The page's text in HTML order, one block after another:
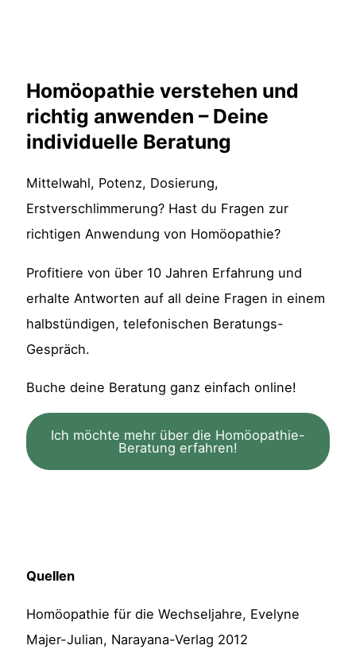
Homöopathie verstehen und
richtig anwenden – Deine
individuelle Beratung
Mittelwahl, Potenz, Dosierung,
Erstverschlimmerung? Hast du Fragen zur
richtigen Anwendung von Homöopathie?
Profitiere von über 10 Jahren Erfahrung und
erhalte Antworten auf all deine Fragen in einem
halbstündigen, telefonischen Beratungs-
Gespräch.
Buche deine Beratung ganz einfach online!
Ich möchte mehr über die Homöopathie-
Beratung erfahren!
Quellen
Homöopathie für die Wechseljahre, Evelyne
Majer-Julian, Narayana-Verlag 2012